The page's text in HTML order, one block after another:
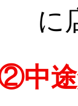
に
中途